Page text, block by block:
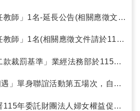
師」1名-延長公告(相關應徵文件
師」1名(相關應徵文件請於115
裁罰基準」業經法務部於115年7
」單身聯誼活動第五場次，自即
年委託財團法人婦女權益促進